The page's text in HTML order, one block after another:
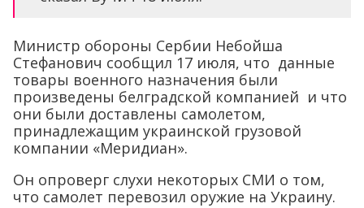
Министр обороны Сербии Небойша
Стефанович сообщил 17 июля, что данные
товары военного назначения были
произведены белградской компанией и что
они были доставлены самолетом,
принадлежащим украинской грузовой
компании «Меридиан».
Он опроверг слухи некоторых СМИ о том,
что самолет перевозил оружие на Украину.